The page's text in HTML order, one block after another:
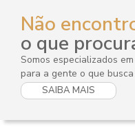
Não
o que
Somos especializados
para a gente o que
SAIBA MAIS